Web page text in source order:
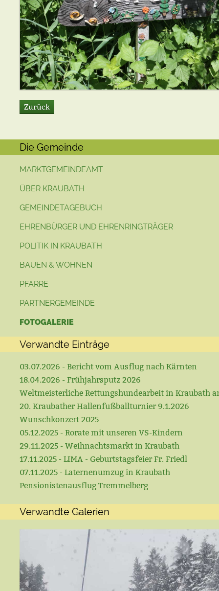
Zurück
Die Gemeinde
MARKTGEMEINDEAMT
ÜBER KRAUBATH
GEMEINDETAGEBUCH
EHRENBÜRGER UND EHRENRINGTRÄGER
POLITIK IN KRAUBATH
BAUEN & WOHNEN
PFARRE
PARTNERGEMEINDE
FOTOGALERIE
Verwandte Einträge
03.07.2026 - Bericht vom Ausflug nach Kärnten
18.04.2026 - Frühjahrsputz 2026
Weltmeisterliche Rettungshundearbeit in Kraubath
20. Kraubather Hallenfußballturnier 9.1.2026
Wunschkonzert 2025
05.12.2025 - Rorate mit unseren VS-Kindern
29.11.2025 - Weihnachtsmarkt in Kraubath
17.11.2025 - LIMA - Geburtstagsfeier Fr. Friedl
07.11.2025 - Laternenumzug in Kraubath
Pensionistenausflug Tremmelberg
Verwandte Galerien